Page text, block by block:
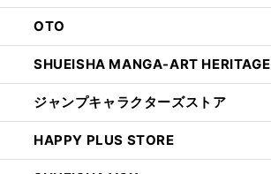
OTO
SHUEISHA MANGA-ART HERITAGE
ジャンプキャラクターズストア
HAPPY PLUS STORE